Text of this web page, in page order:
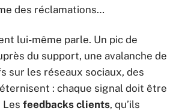
des réclamations…
lui-même parle. Un pic de
du support, une avalanche de
sur les réseaux sociaux, des
: chaque signal doit être
Les feedbacks clients, qu’ils